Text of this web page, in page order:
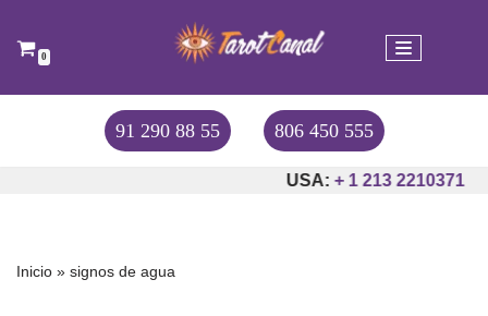
Saltar
0
91 290 88 55 806 450 555
USA: + 1 213 2210371
Inicio » signos de agua